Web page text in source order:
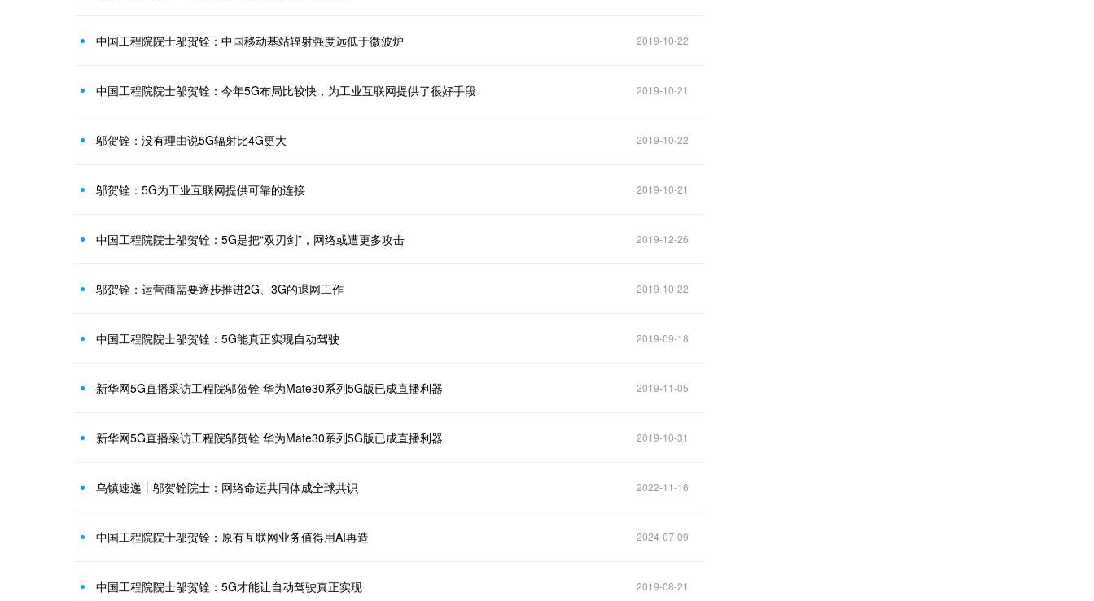
中国工程院院士邬贺铨：中国移动基站辐射强度远低于微波炉 2019-10-22
中国工程院院士邬贺铨：今年5G布局比较快，为工业互联网提供了很好手段 2019-10-21
邬贺铨：没有理由说5G辐射比4G更大 2019-10-22
邬贺铨：5G为工业互联网提供可靠的连接 2019-10-21
中国工程院院士邬贺铨：5G是把“双刃剑”，网络或遭更多攻击 2019-12-26
邬贺铨：运营商需要逐步推进2G、3G的退网工作 2019-10-22
中国工程院院士邬贺铨：5G能真正实现自动驾驶 2019-09-18
新华网5G直播采访工程院邬贺铨 华为Mate30系列5G版已成直播利器 2019-11-05
新华网5G直播采访工程院邬贺铨 华为Mate30系列5G版已成直播利器 2019-10-31
乌镇速递丨邬贺铨院士：网络命运共同体成全球共识 2022-11-16
中国工程院院士邬贺铨：原有互联网业务值得用AI再造 2024-07-09
中国工程院院士邬贺铨：5G才能让自动驾驶真正实现 2019-08-21